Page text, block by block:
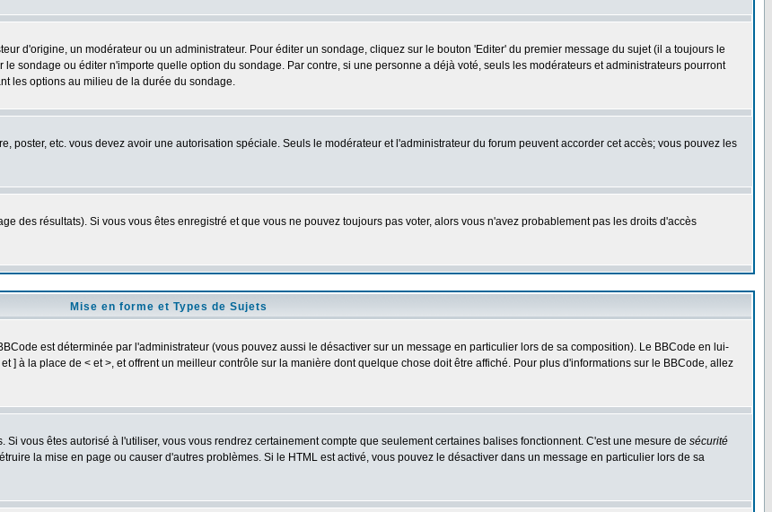
d'origine, un modérateur ou un administrateur. Pour éditer un sondage, cliquez sur le bouton 'Editer' du premier message du sujet (il a toujours le
sondage ou éditer n'importe quelle option du sondage. Par contre, si une personne a déjà voté, seuls les modérateurs et administrateurs pourront
les options au milieu de la durée du sondage.
poster, etc. vous devez avoir une autorisation spéciale. Seuls le modérateur et l'administrateur du forum peuvent accorder cet accès; vous pouvez les
des résultats). Si vous vous êtes enregistré et que vous ne pouvez toujours pas voter, alors vous n'avez probablement pas les droits d'accès
Mise en forme et Types de Sujets
est déterminée par l'administrateur (vous pouvez aussi le désactiver sur un message en particulier lors de sa composition). Le BBCode en lui-
] à la place de < et >, et offrent un meilleur contrôle sur la manière dont quelque chose doit être affiché. Pour plus d'informations sur le BBCode, allez
vous êtes autorisé à l'utiliser, vous vous rendrez certainement compte que seulement certaines balises fonctionnent. C'est une mesure de sécurité
la mise en page ou causer d'autres problèmes. Si le HTML est activé, vous pouvez le désactiver dans un message en particulier lors de sa